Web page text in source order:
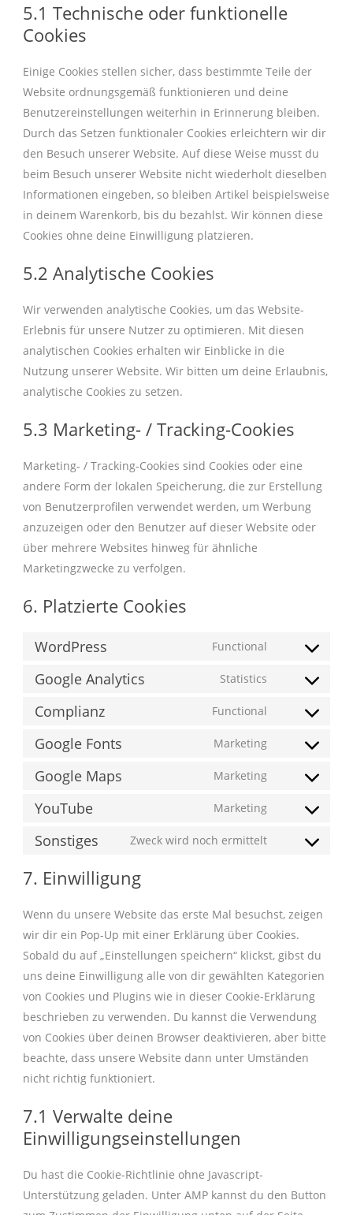
5.1 Technische oder funktionelle
Cookies
Einige Cookies stellen sicher, dass bestimmte Teile der
Website ordnungsgemäß funktionieren und deine
Benutzereinstellungen weiterhin in Erinnerung bleiben.
Durch das Setzen funktionaler Cookies erleichtern wir dir
den Besuch unserer Website. Auf diese Weise musst du
beim Besuch unserer Website nicht wiederholt dieselben
Informationen eingeben, so bleiben Artikel beispielsweise
in deinem Warenkorb, bis du bezahlst. Wir können diese
Cookies ohne deine Einwilligung platzieren.
5.2 Analytische Cookies
Wir verwenden analytische Cookies, um das Website-
Erlebnis für unsere Nutzer zu optimieren. Mit diesen
analytischen Cookies erhalten wir Einblicke in die
Nutzung unserer Website. Wir bitten um deine Erlaubnis,
analytische Cookies zu setzen.
5.3 Marketing- / Tracking-Cookies
Marketing- / Tracking-Cookies sind Cookies oder eine
andere Form der lokalen Speicherung, die zur Erstellung
von Benutzerprofilen verwendet werden, um Werbung
anzuzeigen oder den Benutzer auf dieser Website oder
über mehrere Websites hinweg für ähnliche
Marketingzwecke zu verfolgen.
6. Platzierte Cookies
WordPress Functional
Consent
wordpress
Google Analytics Statistics
Consent
google-
analytics
Complianz Functional
Consent
complianz
Google Fonts Marketing
Consent
google-
Google Maps Marketing
Consent
google-
YouTube Marketing
Consent
Sonstiges Zweck wird noch ermittelt
Consent
sonstiges
7. Einwilligung
Wenn du unsere Website das erste Mal besuchst, zeigen
wir dir ein Pop-Up mit einer Erklärung über Cookies.
Sobald du auf „Einstellungen speichern“ klickst, gibst du
uns deine Einwilligung alle von dir gewählten Kategorien
von Cookies und Plugins wie in dieser Cookie-Erklärung
beschrieben zu verwenden. Du kannst die Verwendung
von Cookies über deinen Browser deaktivieren, aber bitte
beachte, dass unsere Website dann unter Umständen
nicht richtig funktioniert.
7.1 Verwalte deine
Einwilligungseinstellungen
Du hast die Cookie-Richtlinie ohne Javascript-
Unterstützung geladen. Unter AMP kannst du den Button